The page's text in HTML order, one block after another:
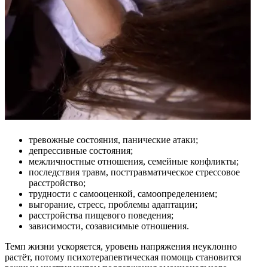
тревожные состояния, панические атаки;
депрессивные состояния;
межличностные отношения, семейные конфликты;
последствия травм, посттравматическое стрессовое
расстройство;
трудности с самооценкой, самоопределением;
выгорание, стресс, проблемы адаптации;
расстройства пищевого поведения;
зависимости, созависимые отношения.
Темп жизни ускоряется, уровень напряжения неуклонно
растёт, потому психотерапевтическая помощь становится